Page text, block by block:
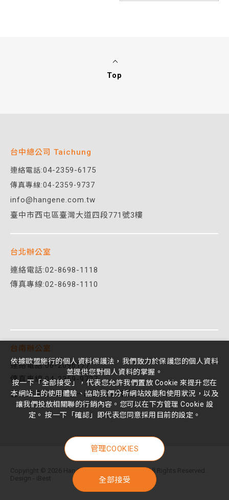
Top
台中總公司 Taichung
連絡電話:04-2359-6175
傳真專線:04-2359-9737
info@hangene.com.tw
臺中市西屯區臺灣大道四段771號3樓
台北辦公室
連絡電話:02-8698-1118
傳真專線:02-8698-1110
台南辦公室
連絡電話:06-2096177
傳真專線:04-2359-9737
台南市東區林森路一段395號8樓之3
Copyright © 2026 Han Gene Technologies, Ltd All Rights Reserved.
Design
iBest
依據歐盟施行的個人資料保護法，我們致力於保護您的個人資料
並提供您對個人資料的掌握。
按一下「全部接受」，代表您允許我們置放 Cookie 來提升您在
本網站上的使用體驗、協助我們分析網站效能和使用狀況，以及
讓我們投放相關聯的行銷內容。您可以在下方管理 Cookie 設
定。 按一下「確認」即代表您同意採用目前的設定。
管理COOKIES
全部接受